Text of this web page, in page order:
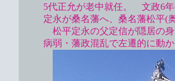
5代正允が老中就任。 文政6年
定永が桑名藩へ、桑名藩松平(
松平定永の父定信が隠居の身
病弱・藩政混乱で左遷的に動か